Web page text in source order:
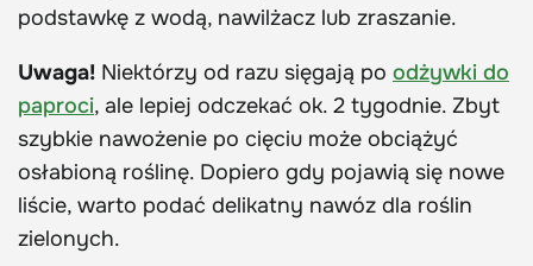
podstawkę z wodą, nawilżacz lub zraszanie.
Uwaga! Niektórzy od razu sięgają po odżywki do
paproci, ale lepiej odczekać ok. 2 tygodnie. Zbyt
szybkie nawożenie po cięciu może obciążyć
osłabioną roślinę. Dopiero gdy pojawią się nowe
liście, warto podać delikatny nawóz dla roślin
zielonych.